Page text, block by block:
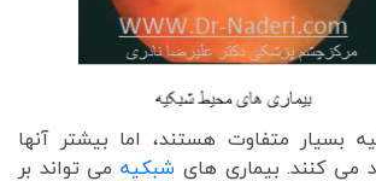
بسیار متفاوت هستند، اما بیشتر آنها
می کنند. بیماری های شبکیهمی تواند بر